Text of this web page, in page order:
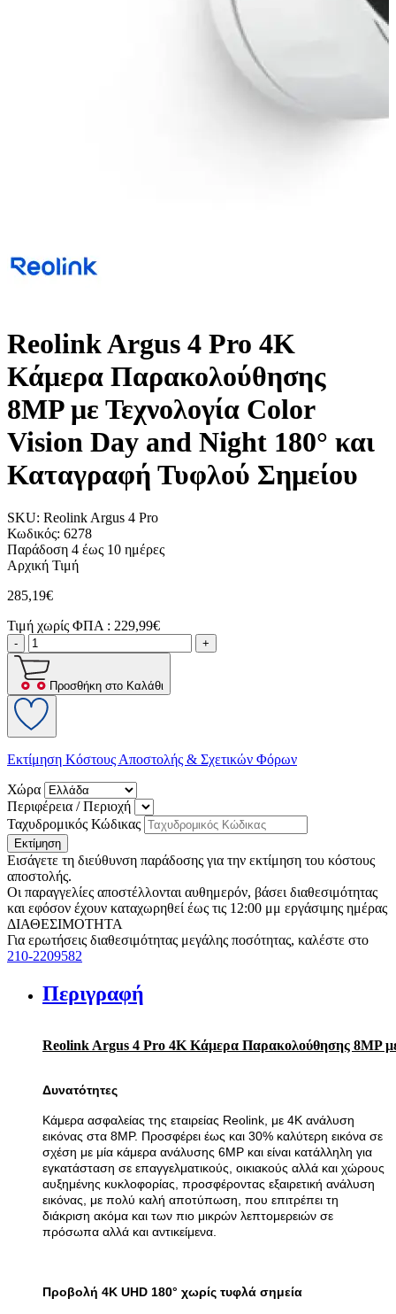
Reolink Argus 4 Pro 4K
Κάμερα Παρακολούθησης
8MP με Τεχνολογία Color
Vision Day and Night 180° και
Καταγραφή Τυφλού Σημείου
SKU: Reolink Argus 4 Pro
Κωδικός: 6278
Παράδοση 4 έως 10 ημέρες
Αρχική Τιμή
285,19€
Τιμή χωρίς ΦΠΑ : 229,99€
- +
Προσθήκη στο Καλάθι
Εκτίμηση Κόστους Αποστολής & Σχετικών Φόρων
Χώρα
Περιφέρεια / Περιοχή
Ταχυδρομικός Κώδικας
Εκτίμηση
Εισάγετε τη διεύθυνση παράδοσης για την εκτίμηση του κόστους
αποστολής.
Οι παραγγελίες αποστέλλονται αυθημερόν, βάσει διαθεσιμότητας
και εφόσον έχουν καταχωρηθεί έως τις 12:00 μμ εργάσιμης ημέρας
ΔΙΑΘΕΣΙΜΟΤΗΤΑ
Για ερωτήσεις διαθεσιμότητας μεγάλης ποσότητας, καλέστε στο
210-2209582
Περιγραφή
Reolink Argus 4 Pro 4K Κάμερα Παρακολούθησης 8MP
Δυνατότητες
Kάμερα ασφαλείας της εταιρείας Reolink, με 4K ανάλυση
εικόνας στα 8MP. Προσφέρει έως και 30% καλύτερη εικόνα σε
σχέση με μία κάμερα ανάλυσης 6MP και είναι κατάλληλη για
εγκατάσταση σε επαγγελματικούς, οικιακούς αλλά και χώρους
αυξημένης κυκλοφορίας, προσφέροντας εξαιρετική ανάλυση
εικόνας, με πολύ καλή αποτύπωση, που επιτρέπει τη
διάκριση ακόμα και των πιο μικρών λεπτομερειών σε
πρόσωπα αλλά και αντικείμενα.
Προβολή 4K UHD 180° χωρίς τυφλά σημεία